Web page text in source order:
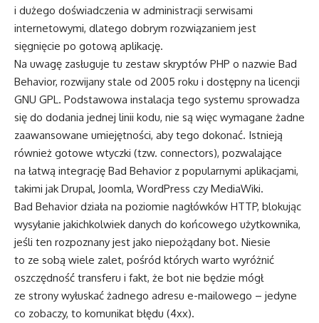
i dużego doświadczenia w administracji serwisami
internetowymi, dlatego dobrym rozwiązaniem jest
sięgnięcie po gotową aplikację.
Na uwagę zasługuje tu zestaw skryptów PHP o nazwie Bad
Behavior, rozwijany stale od 2005 roku i dostępny na licencji
GNU GPL. Podstawowa instalacja tego systemu sprowadza
się do dodania jednej linii kodu, nie są więc wymagane żadne
zaawansowane umiejętności, aby tego dokonać. Istnieją
również gotowe wtyczki (tzw. connectors), pozwalające
na łatwą integrację Bad Behavior z popularnymi aplikacjami,
takimi jak Drupal, Joomla, WordPress czy MediaWiki.
Bad Behavior działa na poziomie nagłówków HTTP, blokując
wysyłanie jakichkolwiek danych do końcowego użytkownika,
jeśli ten rozpoznany jest jako niepożądany bot. Niesie
to ze sobą wiele zalet, pośród których warto wyróżnić
oszczędność transferu i fakt, że bot nie będzie mógł
ze strony wyłuskać żadnego adresu e-mailowego – jedyne
co zobaczy, to komunikat błędu (4xx).